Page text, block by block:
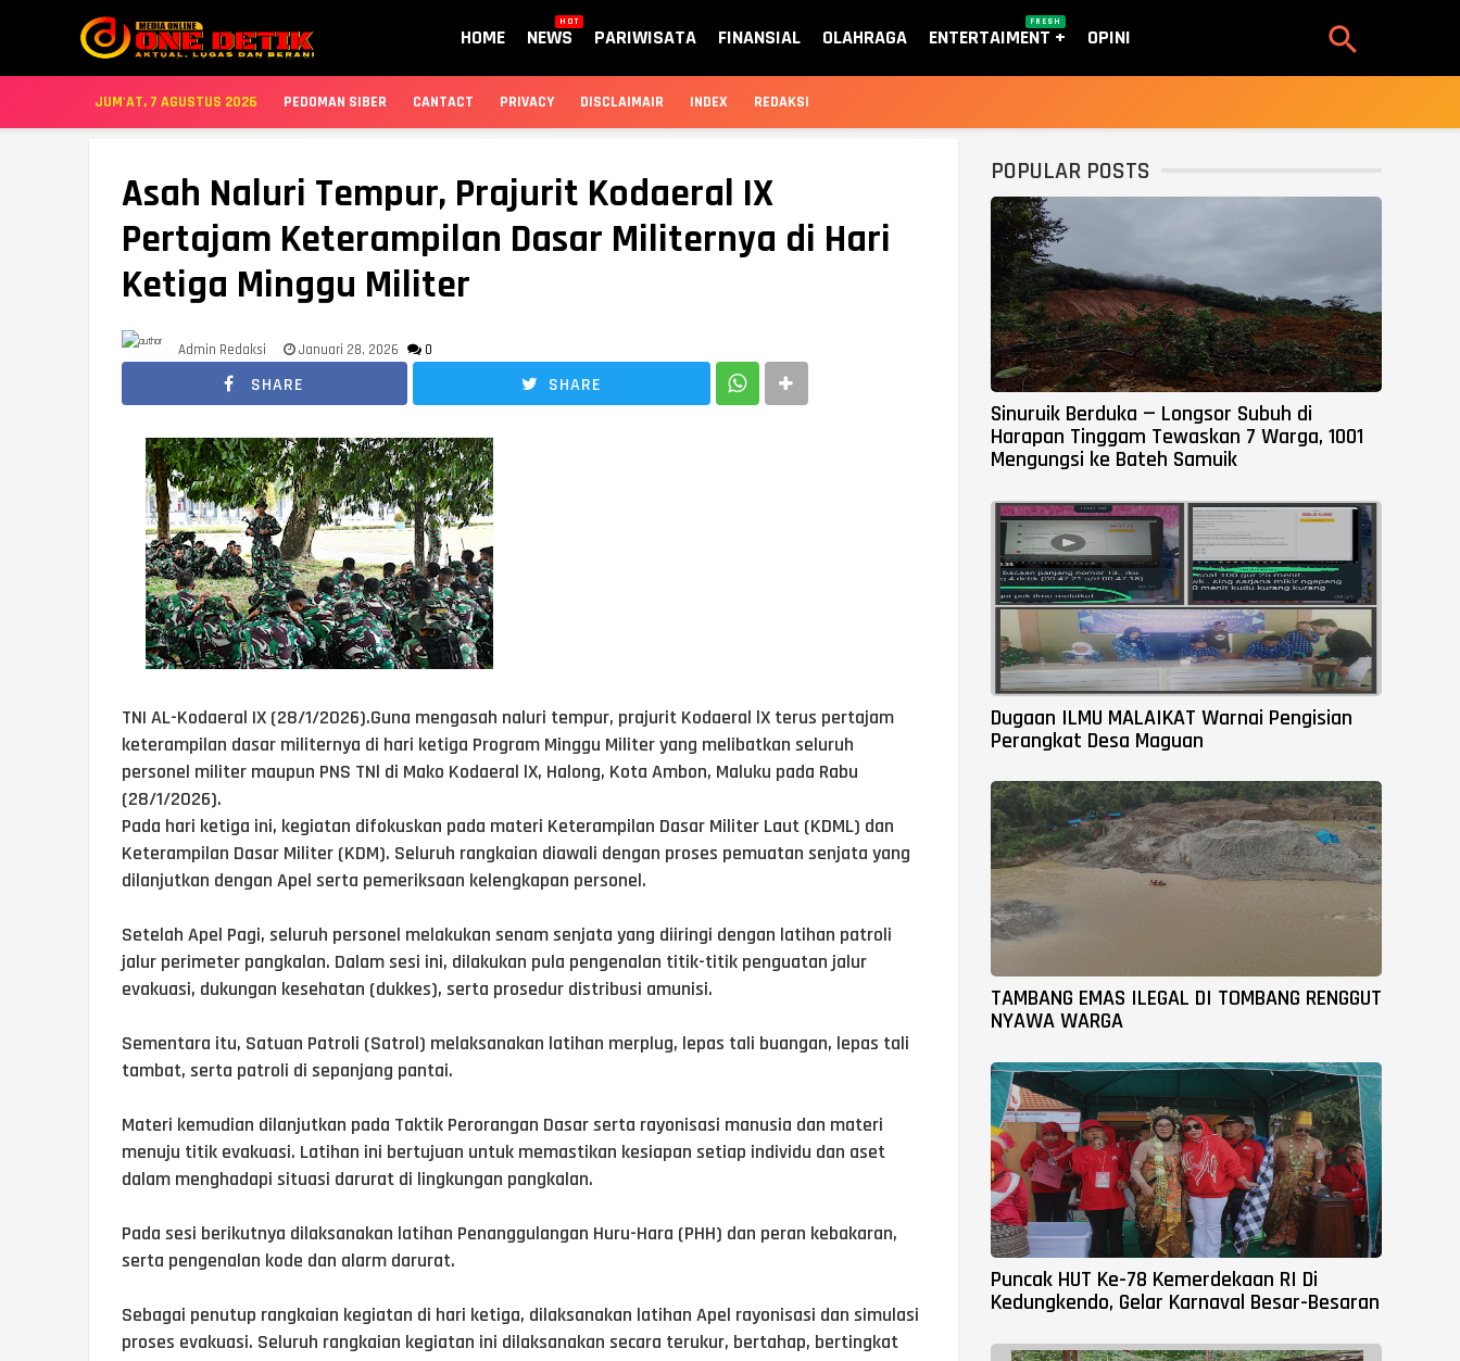
HOME NEWS
HOT
PARIWISATA FINANSIAL OLAHRAGA ENTERTAIMENT
FRESH
OPINI 
JUM'AT, 7 AGUSTUS 2026 PEDOMAN SIBER CANTACT PRIVACY DISCLAIMAIR INDEX REDAKSI
Asah Naluri Tempur, Prajurit Kodaeral IX
Pertajam Keterampilan Dasar Militernya di Hari
Ketiga Minggu Militer
Admin Redaksi Januari 28, 2026 0
SHARE SHARE
TNI AL-Kodaeral IX (28/1/2026).Guna mengasah naluri tempur, prajurit Kodaeral lX terus pertajam
keterampilan dasar militernya di hari ketiga Program Minggu Militer yang melibatkan seluruh
personel militer maupun PNS TNl di Mako Kodaeral lX, Halong, Kota Ambon, Maluku pada Rabu
(28/1/2026).
Pada hari ketiga ini, kegiatan difokuskan pada materi Keterampilan Dasar Militer Laut (KDML) dan
Keterampilan Dasar Militer (KDM). Seluruh rangkaian diawali dengan proses pemuatan senjata yang
dilanjutkan dengan Apel serta pemeriksaan kelengkapan personel.
Setelah Apel Pagi, seluruh personel melakukan senam senjata yang diiringi dengan latihan patroli
jalur perimeter pangkalan. Dalam sesi ini, dilakukan pula pengenalan titik-titik penguatan jalur
evakuasi, dukungan kesehatan (dukkes), serta prosedur distribusi amunisi.
Sementara itu, Satuan Patroli (Satrol) melaksanakan latihan merplug, lepas tali buangan, lepas tali
tambat, serta patroli di sepanjang pantai.
Materi kemudian dilanjutkan pada Taktik Perorangan Dasar serta rayonisasi manusia dan materi
menuju titik evakuasi. Latihan ini bertujuan untuk memastikan kesiapan setiap individu dan aset
dalam menghadapi situasi darurat di lingkungan pangkalan.
Pada sesi berikutnya dilaksanakan latihan Penanggulangan Huru-Hara (PHH) dan peran kebakaran,
serta pengenalan kode dan alarm darurat.
Sebagai penutup rangkaian kegiatan di hari ketiga, dilaksanakan latihan Apel rayonisasi dan simulasi
proses evakuasi. Seluruh rangkaian kegiatan ini dilaksanakan secara terukur, bertahap, bertingkat
POPULAR POSTS
Sinuruik Berduka — Longsor Subuh di
Harapan Tinggam Tewaskan 7 Warga, 1001
Mengungsi ke Bateh Samuik
Dugaan ILMU MALAIKAT Warnai Pengisian
Perangkat Desa Maguan
TAMBANG EMAS ILEGAL DI TOMBANG RENGGUT
NYAWA WARGA
Puncak HUT Ke-78 Kemerdekaan RI Di
Kedungkendo, Gelar Karnaval Besar-Besaran